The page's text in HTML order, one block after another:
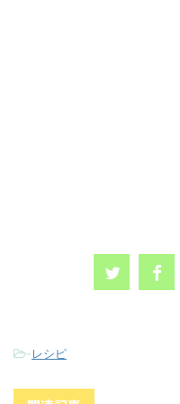
-レシピ